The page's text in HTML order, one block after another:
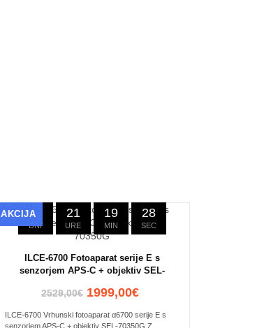
23
DNI
21
URE
19
MIN
27
SEC
AKCIJA
ILCE-6700 Fotoaparat serije E s
senzorjem APS-C + objektiv SEL-
2529,00€ 1999,00€
ILCE-6700 Vrhunski fotoaparat α6700 serije E s
senzorjem APS-C + objektiv SEL-70350G Z..